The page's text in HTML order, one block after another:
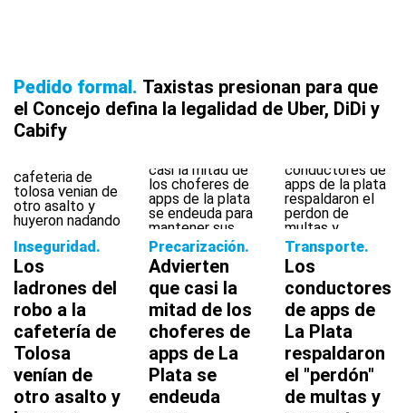
Pedido formal Taxistas presionan para que
el Concejo defina la legalidad de Uber, DiDi y
Cabify
Inseguridad
Los
ladrones del
robo a la
cafetería de
Tolosa
venían de
otro asalto y
Precarización
Advierten
que casi la
mitad de los
choferes de
apps de La
Plata se
endeuda
Transporte
Los
conductores
de apps de
La Plata
respaldaron
el "perdón"
de multas y